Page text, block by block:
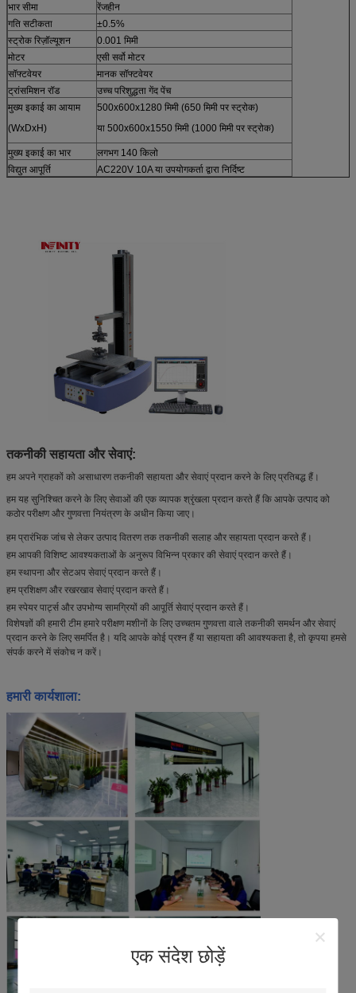
एक संदेश छोड़ें
भार सीमा
रेंजहीन
गति सटीकता
±0.5%
स्ट्रोक रिज़ॉल्यूशन
0.001 मिमी
मोटर
एसी सर्वो मोटर
सॉफ्टवेयर
मानक सॉफ्टवेयर
ट्रांसमिशन रॉड
उच्च परिशुद्धता गेंद पेंच
मुख्य इकाई का आयाम
(WxDxH)
500x600x1280 मिमी (650 मिमी पर स्ट्रोक)
या 500x600x1550 मिमी (1000 मिमी पर स्ट्रोक)
मुख्य इकाई का भार
लगभग 140 किलो
विद्युत आपूर्ति
AC220V 10A या उपयोगकर्ता द्वारा निर्दिष्ट
तकनीकी सहायता और सेवाएं:
हम अपने ग्राहकों को असाधारण तकनीकी सहायता और सेवाएं प्रदान करने के लिए प्रतिबद्ध हैं।
हम यह सुनिश्चित करने के लिए सेवाओं की एक व्यापक श्रृंखला प्रदान करते हैं कि आपके उत्पाद को
कठोर परीक्षण और गुणवत्ता नियंत्रण के अधीन किया जाए।
हम प्रारंभिक जांच से लेकर उत्पाद वितरण तक तकनीकी सलाह और सहायता प्रदान करते हैं।
हम आपकी विशिष्ट आवश्यकताओं के अनुरूप विभिन्न प्रकार की सेवाएं प्रदान करते हैं।
हम स्थापना और सेटअप सेवाएं प्रदान करते हैं।
हम प्रशिक्षण और रखरखाव सेवाएं प्रदान करते हैं।
हम स्पेयर पार्ट्स और उपभोग्य सामग्रियों की आपूर्ति सेवाएं प्रदान करते हैं।
विशेषज्ञों की हमारी टीम हमारे परीक्षण मशीनों के लिए उच्चतम गुणवत्ता वाले तकनीकी समर्थन और सेवाएं
प्रदान करने के लिए समर्पित है। यदि आपके कोई प्रश्न हैं या सहायता की आवश्यकता है, तो कृपया हमसे
संपर्क करने में संकोच न करें।
हमारी कार्यशाला: